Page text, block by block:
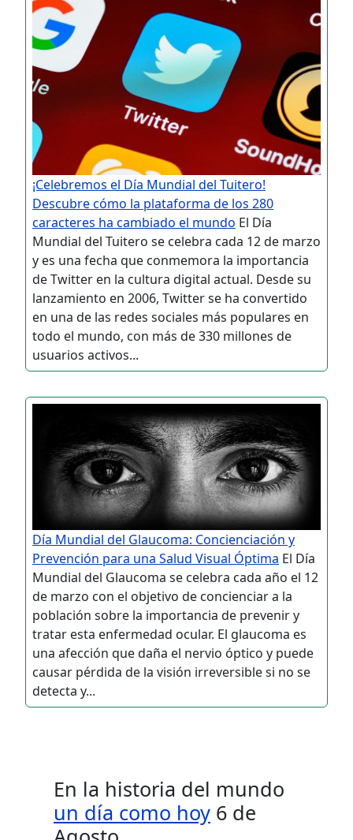
¡Celebremos el Día Mundial del Tuitero!
Descubre cómo la plataforma de los 280
caracteres ha cambiado el mundo El Día
Mundial del Tuitero se celebra cada 12 de marzo
y es una fecha que conmemora la importancia
de Twitter en la cultura digital actual. Desde su
lanzamiento en 2006, Twitter se ha convertido
en una de las redes sociales más populares en
todo el mundo, con más de 330 millones de
usuarios activos...
Día Mundial del Glaucoma: Concienciación y
Prevención para una Salud Visual Óptima El Día
Mundial del Glaucoma se celebra cada año el 12
de marzo con el objetivo de concienciar a la
población sobre la importancia de prevenir y
tratar esta enfermedad ocular. El glaucoma es
una afección que daña el nervio óptico y puede
causar pérdida de la visión irreversible si no se
detecta y...
En la historia del mundo
un día como hoy 6 de